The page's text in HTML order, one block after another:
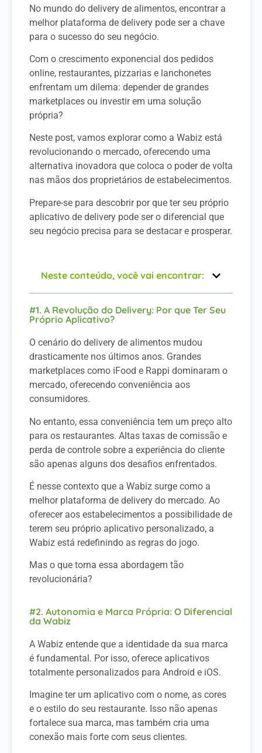
No mundo do delivery de alimentos, encontrar a
melhor plataforma de delivery pode ser a chave
para o sucesso do seu negócio.
Com o crescimento exponencial dos pedidos
online, restaurantes, pizzarias e lanchonetes
enfrentam um dilema: depender de grandes
marketplaces ou investir em uma solução
própria?
Neste post, vamos explorar como a Wabiz está
revolucionando o mercado, oferecendo uma
alternativa inovadora que coloca o poder de volta
nas mãos dos proprietários de estabelecimentos.
Prepare-se para descobrir por que ter seu próprio
aplicativo de delivery pode ser o diferencial que
seu negócio precisa para se destacar e prosperar.
Neste conteúdo, você vai encontrar:
#1. A Revolução do Delivery: Por que Ter Seu
Próprio Aplicativo?
O cenário do delivery de alimentos mudou
drasticamente nos últimos anos. Grandes
marketplaces como iFood e Rappi dominaram o
mercado, oferecendo conveniência aos
consumidores.
No entanto, essa conveniência tem um preço alto
para os restaurantes. Altas taxas de comissão e
perda de controle sobre a experiência do cliente
são apenas alguns dos desafios enfrentados.
É nesse contexto que a Wabiz surge como a
melhor plataforma de delivery do mercado. Ao
oferecer aos estabelecimentos a possibilidade de
terem seu próprio aplicativo personalizado, a
Wabiz está redefinindo as regras do jogo.
Mas o que torna essa abordagem tão
revolucionária?
#2. Autonomia e Marca Própria: O Diferencial
da Wabiz
A Wabiz entende que a identidade da sua marca
é fundamental. Por isso, oferece aplicativos
totalmente personalizados para Android e iOS.
Imagine ter um aplicativo com o nome, as cores
e o estilo do seu restaurante. Isso não apenas
fortalece sua marca, mas também cria uma
conexão mais forte com seus clientes.